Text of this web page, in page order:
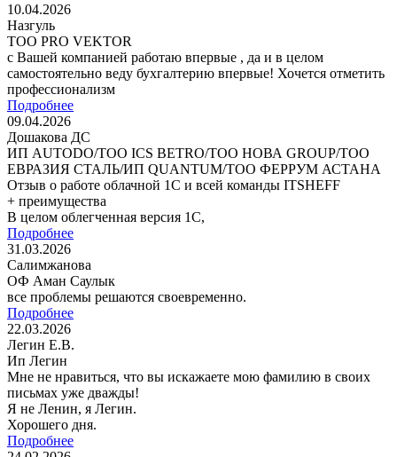
10.04.2026
Назгуль
ТОО PRO VEKTOR
с Вашей компанией работаю впервые , да и в целом
самостоятельно веду бухгалтерию впервые! Хочется отметить
профессионализм
Подробнее
09.04.2026
Дошакова ДС
ИП AUTODO/ТОО ICS BETRO/ТОО НОВА GROUP/ТОО
ЕВРАЗИЯ СТАЛЬ/ИП QUANTUM/ТОО ФЕРРУМ АСТАНА
Отзыв о работе облачной 1С и всей команды ITSHEFF
+ преимущества
В целом облегченная версия 1С,
Подробнее
31.03.2026
Салимжанова
ОФ Аман Саулык
все проблемы решаются своевременно.
Подробнее
22.03.2026
Легин Е.В.
Ип Легин
Мне не нравиться, что вы искажаете мою фамилию в своих
письмах уже дважды!
Я не Ленин, я Легин.
Хорошего дня.
Подробнее